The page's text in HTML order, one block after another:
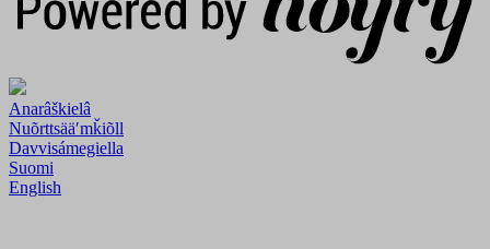
Anarâškielâ
Nuõrttsääʹmǩiõll
Davvisámegiella
Suomi
English